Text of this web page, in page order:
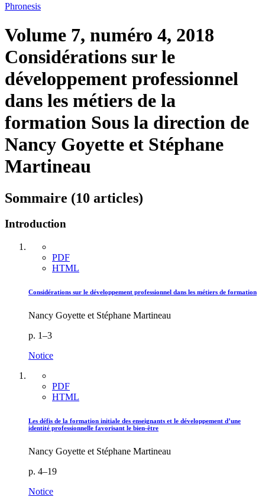
Phronesis
Volume 7, numéro 4, 2018
Considérations sur le
développement professionnel
dans les métiers de la
formation Sous la direction de
Nancy Goyette et Stéphane
Martineau
Sommaire (10 articles)
Introduction
PDF
HTML
Considérations sur le développement professionnel dans les métiers de formation
Nancy Goyette et Stéphane Martineau
p. 1–3
Notice
PDF
HTML
Les défis de la formation initiale des enseignants et le développement d’une
identité professionnelle favorisant le bien-être
Nancy Goyette et Stéphane Martineau
p. 4–19
Notice